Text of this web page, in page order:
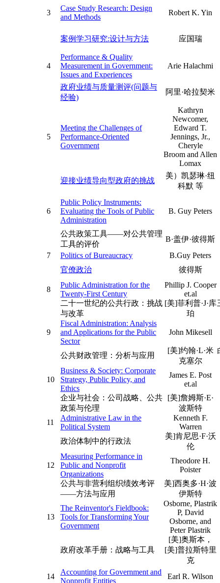
3
Case Study Research: Design
and Methods
Robert K. Yin
案例学习研究:设计与方法 应国瑞
4
Performance & Quality
Measurement in Government:
Issues and Experiences
Arie Halachmi
政府业绩与质量测评(问题与
经验)
阿里·哈拉契米
5
Meeting the Challenges of
Performance-Oriented
Government
Kathryn
Newcomer,
Edward T.
Jennings, Jr.,
Cheryle
Broom and Allen
Lomax
迎接业绩导向型政府的挑战
美）凯瑟琳·纽
科默 等
6
Public Policy Instruments:
Evaluating the Tools of Public
Administration
B. Guy Peters
公共政策工具——对公共管理
工具的评价
B·盖伊·彼得斯
7
Politics of Bureaucracy
B.Guy Peters
官僚政治
彼得斯
8
Public Administration for the
Twenty-First Century
Phillip J. Cooper
et.al
二十一世纪的公共行政：挑战
与改革
[美]菲利普·J·库
珀
9
Fiscal Administration: Analysis
and Applications for the Public
Sector
John Mikesell
公共财政管理：分析与应用
[美]约翰·L·米
克塞尔
10
Business & Society: Corporate
Strategy, Public Policy, and
Ethics
James E. Post
et.al
企业与社会：公司战略、公共
政策与伦理
[美]詹姆斯·E·
波斯特
11
Administrative Law in the
Political System
Kenneth F.
Warren
政治体制中的行政法
美]肯尼思·F·沃
伦
12
Measuring Performance in
Public and Nonprofit
Organizations
Theodore H.
Poister
公共与非营利组织绩效考评
——方法与应用
美]西奥多·H·波
伊斯特
13
The Reinventor's Fieldbook:
Tools for Transforming Your
Government
Osborne, Plastrik
P, David
Osborne, and
Peter Plastrik
政府改革手册：战略与工具
[美]奥斯本，
[美]普拉斯特里
克
14
Accounting for Government and
Nonprofit Entities
Earl R. Wilson